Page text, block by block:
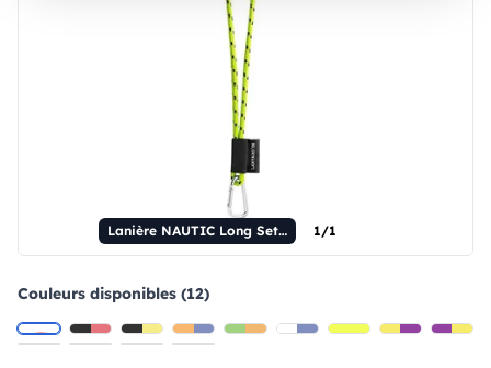
Lanière NAUTIC Long Set II. Modèles standards 1/1
Couleurs disponibles (12)